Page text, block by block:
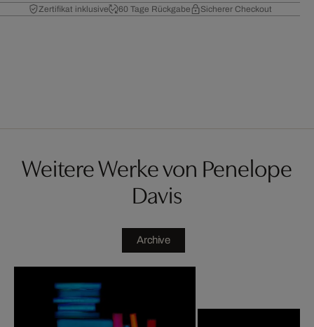
Zertifikat inklusive 60 Tage Rückgabe Sicherer Checkout
Weitere Werke von Penelope
Davis
Archive